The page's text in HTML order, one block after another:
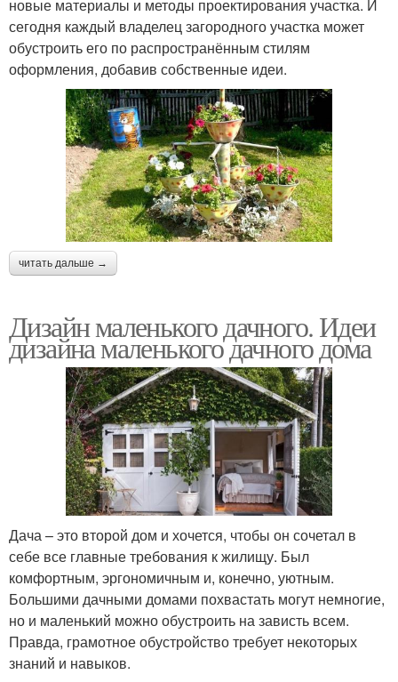
новые материалы и методы проектирования участка. И
сегодня каждый владелец загородного участка может
обустроить его по распространённым стилям
оформления, добавив собственные идеи.
читать дальше →
Дизайн маленького дачного. Идеи
дизайна маленького дачного дома
Дача – это второй дом и хочется, чтобы он сочетал в
себе все главные требования к жилищу. Был
комфортным, эргономичным и, конечно, уютным.
Большими дачными домами похвастать могут немногие,
но и маленький можно обустроить на зависть всем.
Правда, грамотное обустройство требует некоторых
знаний и навыков.